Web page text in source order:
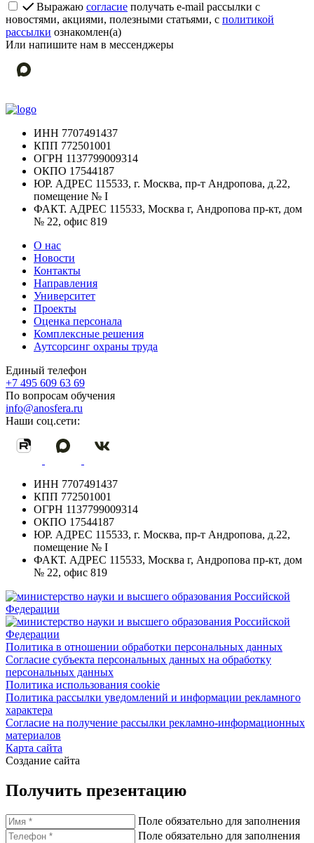
Выражаю согласие получать e-mail рассылки с
новостями, акциями, полезными статьями, с политикой
рассылки ознакомлен(а)
Или напишите нам в мессенджеры
ИНН 7707491437
КПП 772501001
ОГРН 1137799009314
ОКПО 17544187
ЮР. АДРЕС 115533, г. Москва, пр-т Андропова, д.22,
помещение № I
ФАКТ. АДРЕС 115533, Москва г, Андропова пр-кт, дом
№ 22, офис 819
О нас
Новости
Контакты
Направления
Университет
Проекты
Оценка персонала
Комплексные решения
Аутсорсинг охраны труда
Единый телефон
+7 495 609 63 69
По вопросам обучения
info@anosfera.ru
Наши соц.сети:
ИНН 7707491437
КПП 772501001
ОГРН 1137799009314
ОКПО 17544187
ЮР. АДРЕС 115533, г. Москва, пр-т Андропова, д.22,
помещение № I
ФАКТ. АДРЕС 115533, Москва г, Андропова пр-кт, дом
№ 22, офис 819
Политика в отношении обработки персональных данных
Согласие субъекта персональных данных на обработку
персональных данных
Политика использования cookie
Политика рассылки уведомлений и информации рекламного
характера
Согласие на получение рассылки рекламно-информационных
материалов
Карта сайта
Создание сайта
Получить презентацию
Поле обязательно для заполнения
Поле обязательно для заполнения